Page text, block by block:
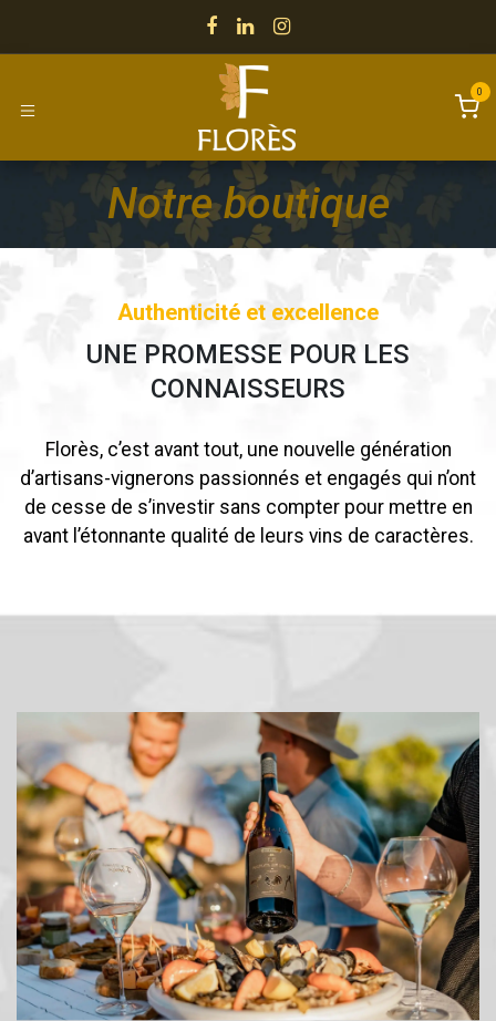
0
Notre boutique
Authenticité et excellence
UNE PROMESSE POUR LES
CONNAISSEURS
Florès, c’est avant tout, une nouvelle génération
d’artisans-vignerons passionnés et engagés qui n’ont
de cesse de s’investir sans compter pour mettre en
avant l’étonnante qualité de leurs vins de caractères.